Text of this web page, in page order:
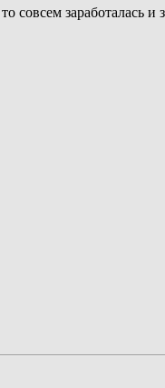
совсем заработалась и